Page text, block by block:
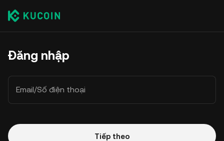
Đăng nhập
Email/Số điện thoại
Tiếp theo